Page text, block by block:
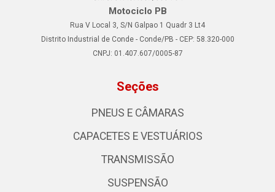
Motociclo PB
Rua V Local 3, S/N Galpao 1 Quadr 3 Lt4
Distrito Industrial de Conde - Conde/PB - CEP: 58.320-000
CNPJ: 01.407.607/0005-87
Seções
PNEUS E CÂMARAS
CAPACETES E VESTUÁRIOS
TRANSMISSÃO
SUSPENSÃO